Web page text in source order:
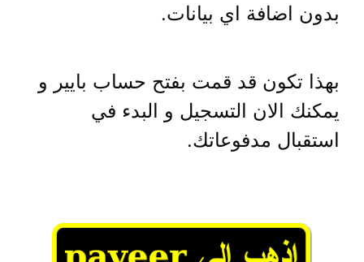
بدون اضافة اي بيانات.
بهذا تكون قد قمت بفتح حساب بايير و
يمكنك الان التسجيل و البدء في
استقبال مدفوعاتك.